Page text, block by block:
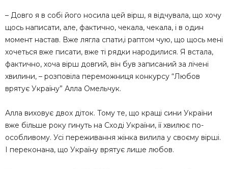
– Довго я в собі його носила цей вірш, я відчувала, що хочу
щось написати, але, фактично, чекала, чекала, і в один
момент настав. Вже лягла спати,і раптом чую, що щось мені
хочеться вже писати, вже ті рядки народилися. Я встала,
фактично, хоча вірш довгий, він був записаний за лічені
хвилини, – розповіла переможниця конкурсу “Любов
врятує Україну” Алла Омельчук.
Алла виховує двох діток. Тому те, що кращі сини України
вже більше року гинуть на Сході України, її хвилює по-
особливому. Усі переживання жінка вилила у своєму вірші.
І переконана, що Україну врятує лише любов.